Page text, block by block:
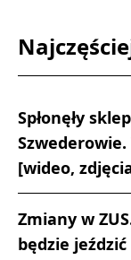
Spłonęły
[wideo,
Zmiany w
będzie